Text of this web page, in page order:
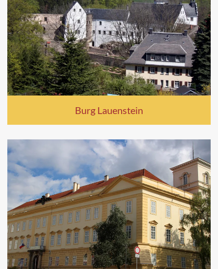
Burg Lauenstein